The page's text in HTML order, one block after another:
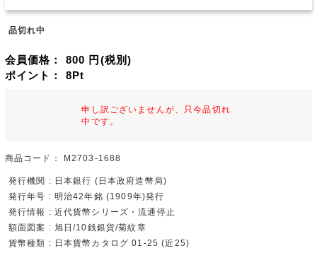
品切れ中
会員価格： 800 円(税別)
ポイント： 8Pt
申し訳ございませんが、只今品切れ
中です。
商品コード： M2703-1688
発行機関 : 日本銀行 (日本政府造幣局)
発行年号 : 明治42年銘 (1909年)発行
発行情報 : 近代貨幣シリーズ・流通停止
額面図案 : 旭日/10銭銀貨/菊紋章
貨幣種類 : 日本貨幣カタログ 01-25 (近25)